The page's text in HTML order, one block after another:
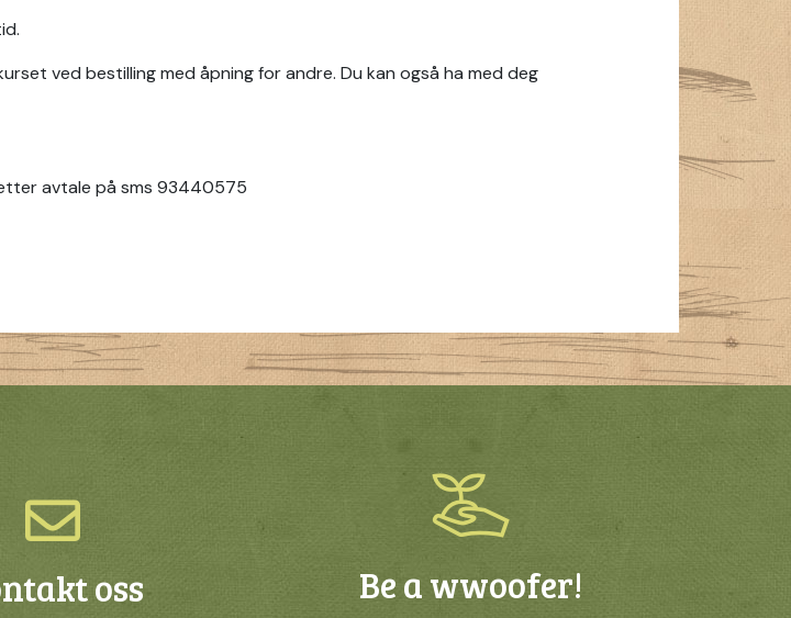
ved bestilling med åpning for andre. Du kan også ha med deg
avtale på sms 93440575
oss Be a wwoofer!